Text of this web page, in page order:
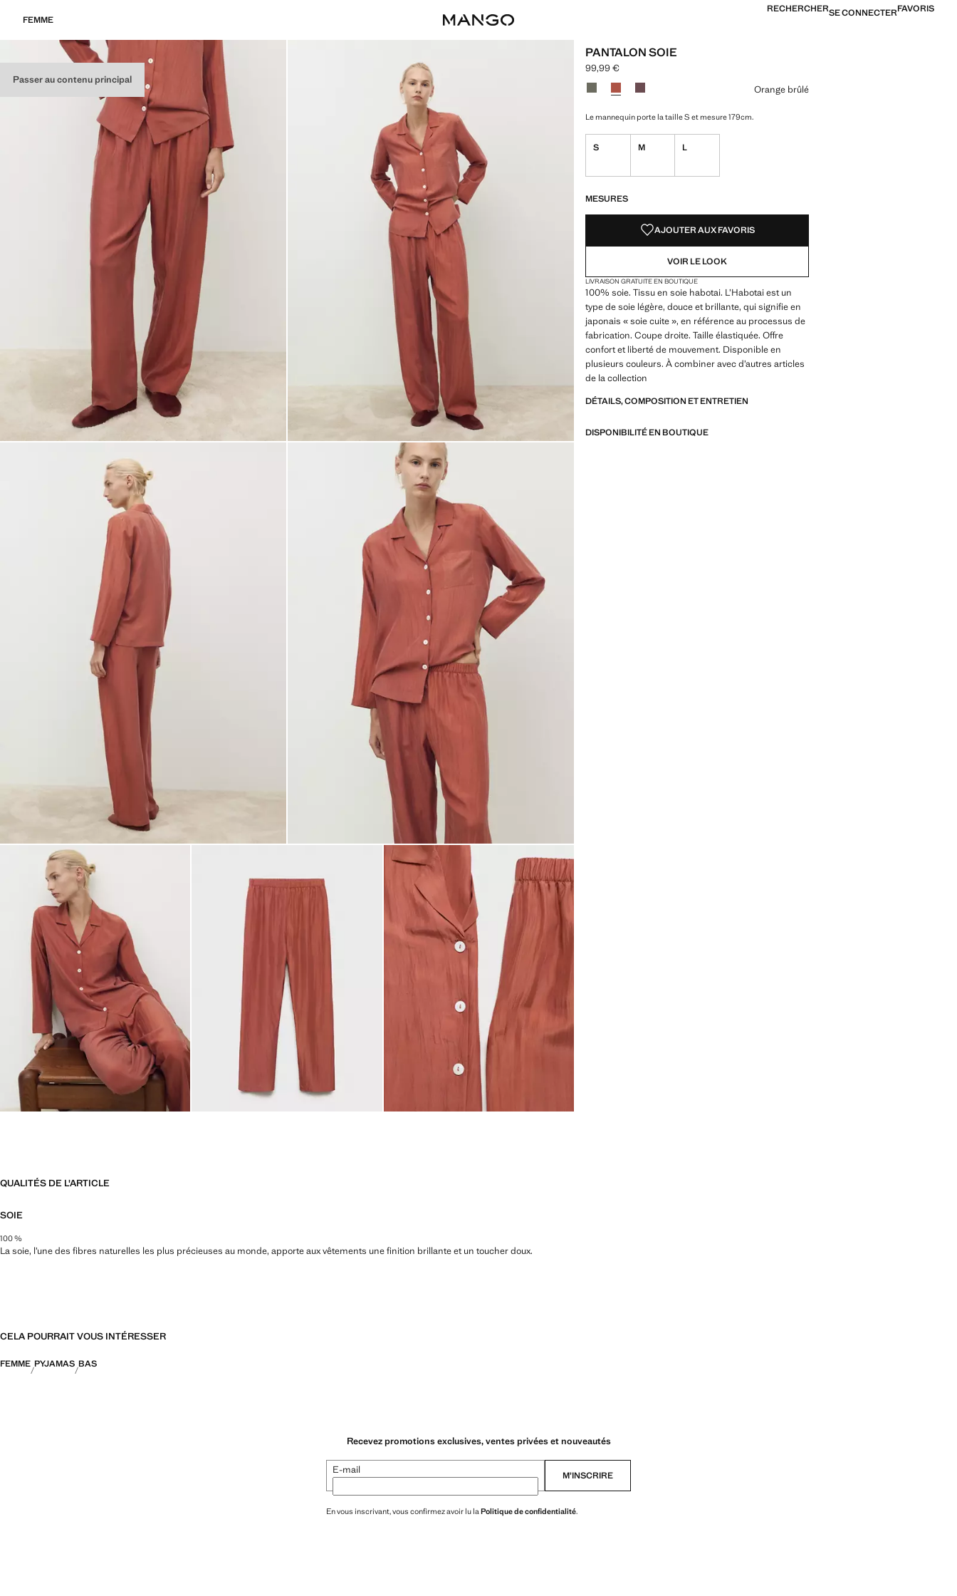
Passer au contenu principal
FEMME
RECHERCHERSE CONNECTERFAVORIS
PANTALON SOIE
Prix actuel [99,99 € ]
99,99 €
Choisissez une couleur
Couleur Vert forêt
Couleur Orange brûlé sélectionnée
Couleur Mûre
Orange brûlé
Le mannequin porte la taille S et mesure 179cm.
S M L
MESURES
AJOUTER AUX FAVORIS
VOIR LE LOOK
LIVRAISON GRATUITE EN BOUTIQUE
100% soie. Tissu en soie habotai. L’Habotai est un
type de soie légère, douce et brillante, qui signifie en
japonais « soie cuite », en référence au processus de
fabrication. Coupe droite. Taille élastiquée. Offre
confort et liberté de mouvement. Disponible en
plusieurs couleurs. À combiner avec d’autres articles
de la collection
DÉTAILS, COMPOSITION ET ENTRETIEN
DISPONIBILITÉ EN BOUTIQUE
QUALITÉS DE L'ARTICLE
SOIE
100 %
La soie, l’une des fibres naturelles les plus précieuses au monde, apporte aux vêtements une finition brillante et un toucher doux.
CELA POURRAIT VOUS INTÉRESSER
FEMME PYJAMAS BAS
Recevez promotions exclusives, ventes privées et nouveautés
E-mail M’INSCRIRE
En vous inscrivant, vous confirmez avoir lu la Politique de confidentialité.